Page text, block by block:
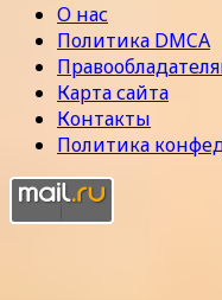
О нас
Политика DMCA
Карта сайта
Контакты
Политика